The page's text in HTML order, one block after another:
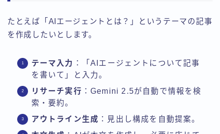
たとえば「AIエージェントとは？」というテーマの記事
を作成したいとします。
テーマ入力 ：「AIエージェントについて記事
を書いて」と入力。
リサーチ実行 ：Gemini 2.5が自動で情報を検
索・要約。
アウトライン生成 ：見出し構成を自動提案。